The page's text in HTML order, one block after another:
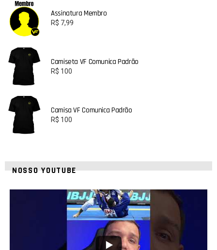
Assinatura Membro
R$ 7,99
Camiseta VF Comunica Padrão
R$ 100
Camisa VF Comunica Padrão
R$ 100
NOSSO YOUTUBE